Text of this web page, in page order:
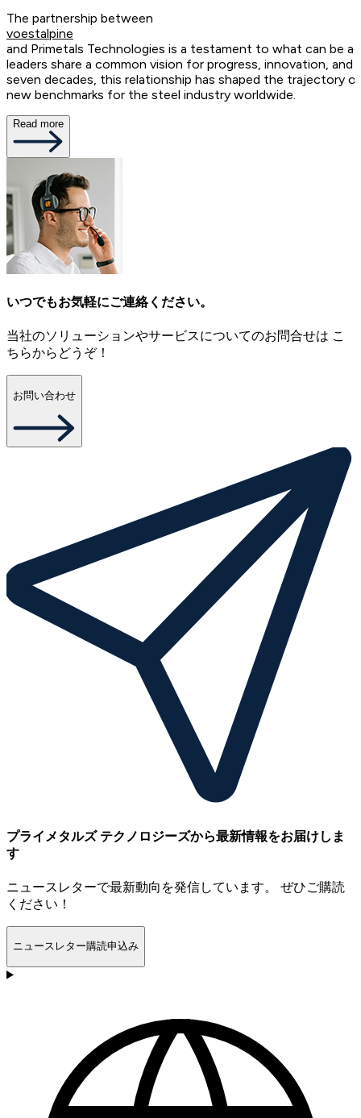
The partnership between
voestalpine
and Primetals Technologies is a testament to what can be
leaders share a common vision for progress, innovation, and
seven decades, this relationship has shaped the trajectory
new benchmarks for the steel industry worldwide.
Read more
いつでもお気軽にご連絡ください。
当社のソリューションやサービスについてのお問合せは こ
ちらからどうぞ！
お問い合わせ
プライメタルズ テクノロジーズから最新情報をお届けしま
す
ニュースレターで最新動向を発信しています。 ぜひご購読
ください！
ニュースレター購読申込み